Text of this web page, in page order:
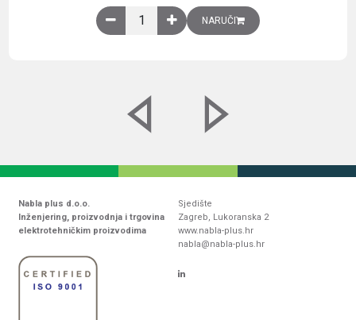
Obična montažna ploča V1000xŠ800mm,
NARUČI
Nabla plus d.o.o.
Inženjering, proizvodnja i trgovina
elektrotehničkim proizvodima
Sjedište
Zagreb, Lukoranska 2
www.nabla-plus.hr
nabla@nabla-plus.hr